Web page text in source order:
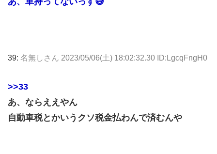
39: 名無しさん 2023/05/06(土) 18:02:32.30 ID:LgcqFngH0
>>33
あ、ならええやん
自動車税とかいうクソ税金払わんで済むんや